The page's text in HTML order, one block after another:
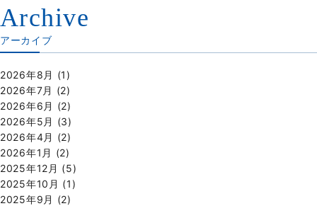
Archive
アーカイブ
2026年8月 (1)
2026年7月 (2)
2026年6月 (2)
2026年5月 (3)
2026年4月 (2)
2026年1月 (2)
2025年12月 (5)
2025年10月 (1)
2025年9月 (2)